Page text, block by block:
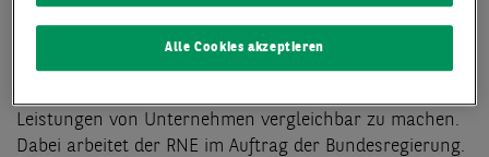
DNK wird vom Rat für Nachhaltige Entwicklung (RNE)
betreut. Das Ziel ist es, den Nachhaltigkeitsgedanken in
Leistungen von Unternehmen vergleichbar zu machen.
Dabei arbeitet der RNE im Auftrag der Bundesregierung.
Alle Cookies akzeptieren